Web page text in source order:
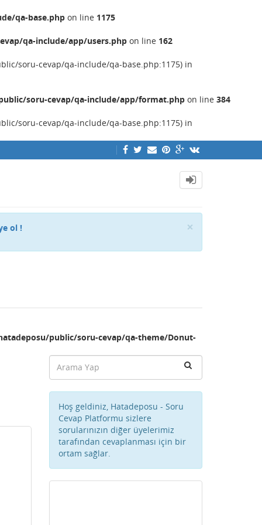
qa-base.php on line 1175
qa-include/app/users.php on line 162
soru-cevap/qa-include/qa-base.php:1175) in
soru-cevap/qa-include/app/format.php on line 384
soru-cevap/qa-include/qa-base.php:1175) in
×
ol !
public/soru-cevap/qa-theme/Donut-
Hoş geldiniz, Hatadeposu - Soru
Cevap Platformu sizlere
sorularınızın diğer üyelerimiz
tarafından cevaplanması için bir
ortam sağlar.